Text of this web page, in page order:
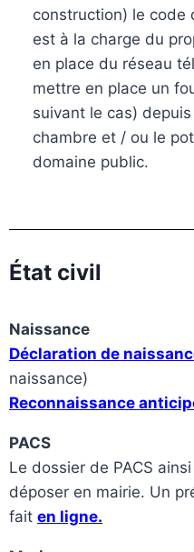
construction) le code
est à la charge du
en place du réseau
mettre en place un
suivant le cas) depuis
chambre et / ou le
domaine public.
État civil
Naissance
Déclaration de
naissance)
Reconnaissance
PACS
Le dossier de PACS
déposer en mairie. Un
fait en ligne.